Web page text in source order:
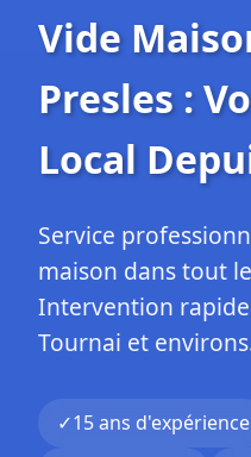
Vide
Presles :
Local
Service
maison dans tout
Intervention
Tournai et
✓15 ans d'expérience